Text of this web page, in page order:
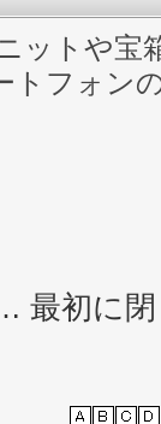
ットや宝
トフォン
最初に